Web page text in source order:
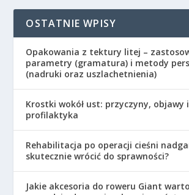
OSTATNIE WPISY
Opakowania z tektury litej –
parametry (gramatura) i metody
(nadruki oraz uszlachetnienia)
Krostki wokół ust: przyczyny, objawy
profilaktyka
Rehabilitacja po operacji cieśni
skutecznie wrócić do sprawności?
Jakie akcesoria do roweru Giant